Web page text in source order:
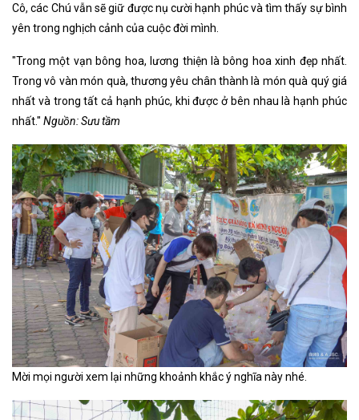
Cô, các Chú vẫn sẽ giữ được nụ cười hạnh phúc và tìm thấy sự bình
yên trong nghịch cảnh của cuộc đời mình.
"Trong một vạn bông hoa, lương thiện là bông hoa xinh đẹp nhất.
Trong vô vàn món quà, thương yêu chân thành là món quà quý giá
nhất và trong tất cả hạnh phúc, khi được ở bên nhau là hạnh phúc
nhất." Nguồn: Sưu tầm
Mời mọi người xem lại những khoảnh khắc ý nghĩa này nhé.